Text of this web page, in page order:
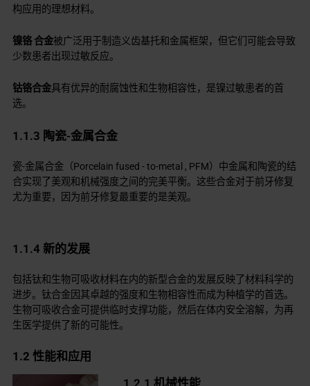
构应用的理想材料。
镍铬 合金被广泛用于制造义齿基托和金属框架，但它们可能会导致
少数患者出现过敏反应。
钴铬合金具有优异的耐腐蚀性和生物相容性，是镍过敏患者的首
选。
1.1.3 陶瓷-金属合金
瓷-金属合金（Porcelain fused - to-metal , PFM）中金属和陶瓷的结
合实现了美观和机械强度之间的完美平衡。这些合金对于前牙修复
尤为重要，因为前牙修复最重要的是美观。
1.1.4 新的发展
包括钛和生物可吸收材料在内的新型合金的发展反映了材料科学的
进步。钛合金因其卓越的强度和生物相容性而成为种植学的首选。
生物可吸收合金可提供临时支撑功能，然后在体内安全溶解，为再
生医学提供了新的可能性。
1.2 性能和应用
1.2.1 机械性能